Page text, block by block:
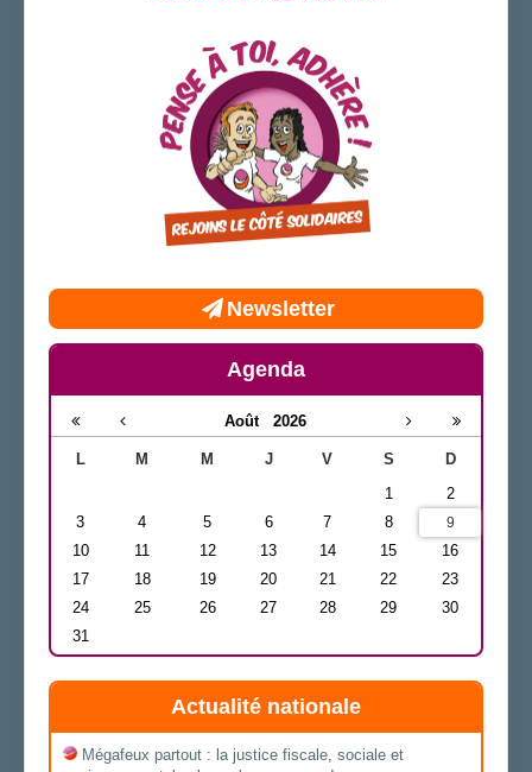
Newsletter
Agenda
Août 2026
L M M J V S
D
1
2
3
4 5 6 7 8 9
10 11 12 13 14 15
16
17
18 19 20 21 22
23
24
25 26 27 28 29
30
31
Actualité nationale
Mégafeux partout : la justice fiscale, sociale et